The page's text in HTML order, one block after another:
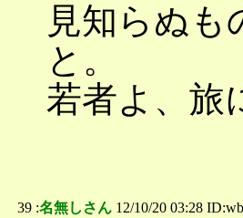
見知らぬ
と。
若者よ、旅
39 :名無しさん 12/10/20 03:28